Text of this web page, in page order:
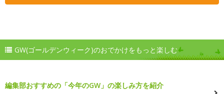
GW(ゴールデンウィーク)のおでかけをもっと楽しむ
編集部おすすめの「今年のGW」の楽しみ方を紹介